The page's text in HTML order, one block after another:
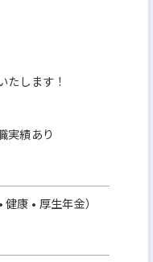
します！
績あり
康 • 厚生年金）